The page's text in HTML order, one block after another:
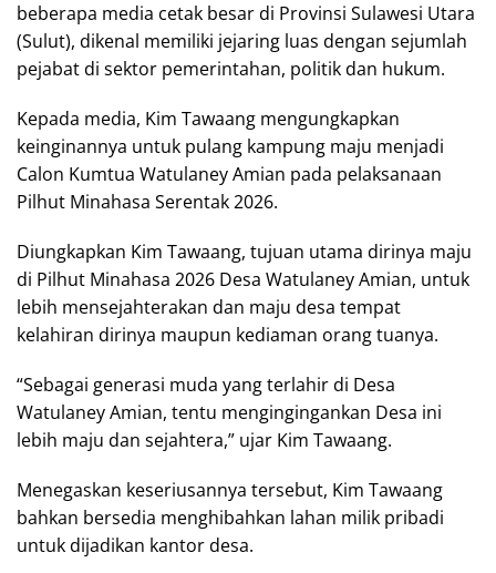
beberapa media cetak besar di Provinsi Sulawesi Utara
(Sulut), dikenal memiliki jejaring luas dengan sejumlah
pejabat di sektor pemerintahan, politik dan hukum.
Kepada media, Kim Tawaang mengungkapkan
keinginannya untuk pulang kampung maju menjadi
Calon Kumtua Watulaney Amian pada pelaksanaan
Pilhut Minahasa Serentak 2026.
Diungkapkan Kim Tawaang, tujuan utama dirinya maju
di Pilhut Minahasa 2026 Desa Watulaney Amian, untuk
lebih mensejahterakan dan maju desa tempat
kelahiran dirinya maupun kediaman orang tuanya.
“Sebagai generasi muda yang terlahir di Desa
Watulaney Amian, tentu mengingingankan Desa ini
lebih maju dan sejahtera,” ujar Kim Tawaang.
Menegaskan keseriusannya tersebut, Kim Tawaang
bahkan bersedia menghibahkan lahan milik pribadi
untuk dijadikan kantor desa.